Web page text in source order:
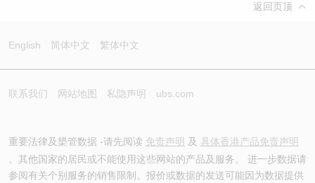
返回页顶
English 简体中文 繁体中文
联系我们 网站地图 私隐声明 ubs.com
重要法律及槼管数据 -请先阅读 免责声明 及 具体香港产品免责声明
。其他国家的居民或不能使用这些网站的产品及服务。 进一步数据请
参阅有关个别服务的销售限制。报价或数据的发送可能因为数据提供